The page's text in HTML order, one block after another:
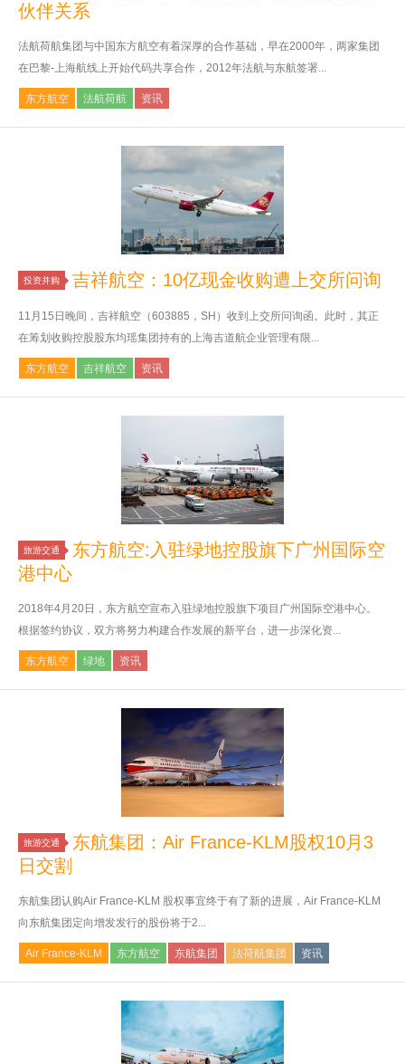
伙伴关系
法航荷航集团与中国东方航空有着深厚的合作基础，早在2000年，两家集团
在巴黎-上海航线上开始代码共享合作，2012年法航与东航签署...
东方航空 法航荷航 资讯
投资并购 吉祥航空：10亿现金收购遭上交所问询
11月15日晚间，吉祥航空（603885，SH）收到上交所问询函。此时，其正
在筹划收购控股股东均瑶集团持有的上海吉道航企业管理有限...
东方航空 吉祥航空 资讯
旅游交通
东方航空:入驻绿地控股旗下广州国际空
港中心
2018年4月20日，东方航空宣布入驻绿地控股旗下项目广州国际空港中心。
根据签约协议，双方将努力构建合作发展的新平台，进一步深化资...
东方航空 绿地 资讯
旅游交通
东航集团：Air France-KLM股权10月3
日交割
东航集团认购Air France-KLM 股权事宜终于有了新的进展，Air France-KLM
向东航集团定向增发发行的股份将于2...
Air France-KLM 东方航空 东航集团 法荷航集团 资讯